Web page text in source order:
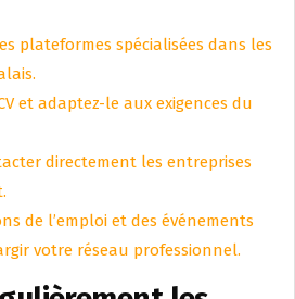
plateformes spécialisées dans les
et adaptez-le aux exigences du
directement les entreprises
de l’emploi et des événements
votre réseau professionnel.